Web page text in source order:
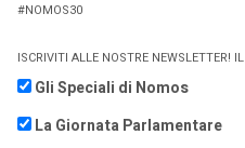
#NOMOS30
ISCRIVITI ALLE NOSTRE NEWSLETTER!
Gli Speciali di Nomos
La Giornata Parlamentare